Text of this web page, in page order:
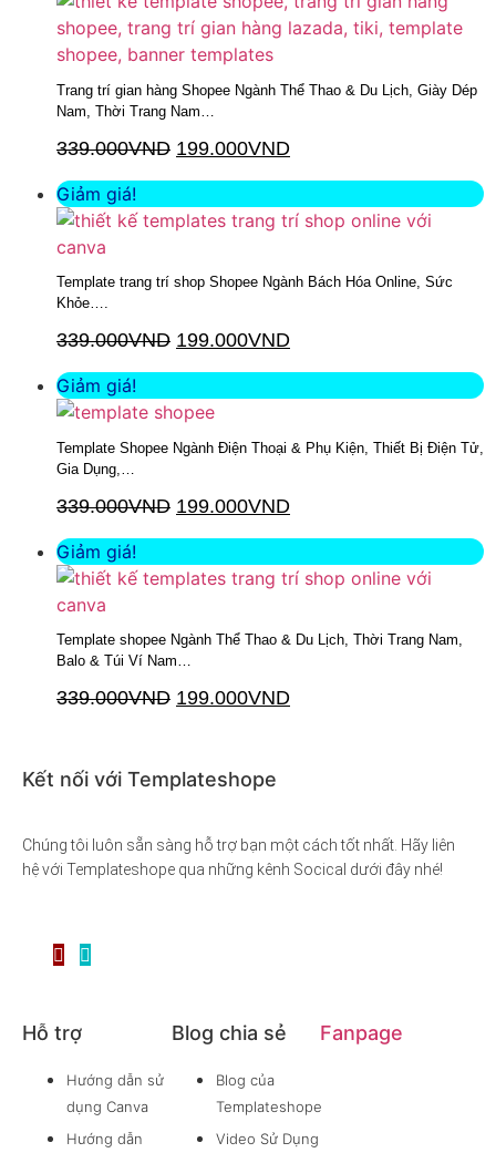
Trang trí gian hàng Shopee Ngành Thể Thao & Du Lịch, Giày Dép
Nam, Thời Trang Nam…
339.000VND 199.000VND
Giảm giá!
Template trang trí shop Shopee Ngành Bách Hóa Online, Sức
Khỏe….
339.000VND 199.000VND
Giảm giá!
Template Shopee Ngành Điện Thoại & Phụ Kiện, Thiết Bị Điện Tử,
Gia Dụng,…
339.000VND 199.000VND
Giảm giá!
Template shopee Ngành Thể Thao & Du Lịch, Thời Trang Nam,
Balo & Túi Ví Nam…
339.000VND 199.000VND
Kết nối với Templateshope
Chúng tôi luôn sẵn sàng hỗ trợ bạn một cách tốt nhất. Hãy liên
hệ với Templateshope qua những kênh Socical dưới đây nhé!
Hỗ trợ
Hướng dẫn sử
dụng Canva
Hướng dẫn
Blog chia sẻ
Blog của
Templateshope
Video Sử Dụng
Fanpage